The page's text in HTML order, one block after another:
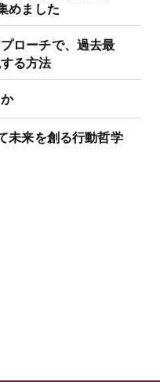
めました
ローチで、過去最
る方法
未来を創る行動哲学